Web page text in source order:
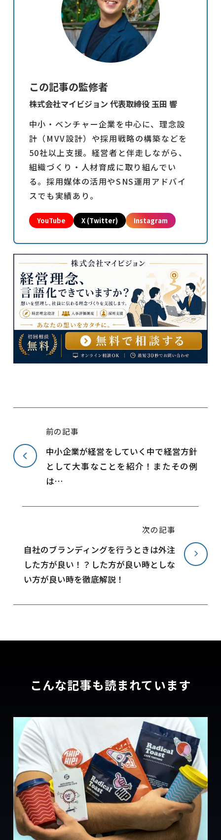
この記事の監修者
株式会社マイビジョン 代表取締役 玉田 響
中小・ベンチャー企業を中心に、理念設
計（MVV設計）や採用戦略の構築などを
50社以上支援。経営者と伴走しながら、
組織づくり・人材育成に取り組んでい
る。採用媒体の活用やSNS運用アドバイ
スでも実績あり。
YouTube X (Twitter) Instagram
前の記事
中小企業が経営をしていく中で経営方針
として大事なことを紹介！またその例
は…
次の記事
自社のブランディングを行うときは外注
した方が良い！？した方が良い時としな
い方が良い時を徹底解説！
こんな記事も読まれています